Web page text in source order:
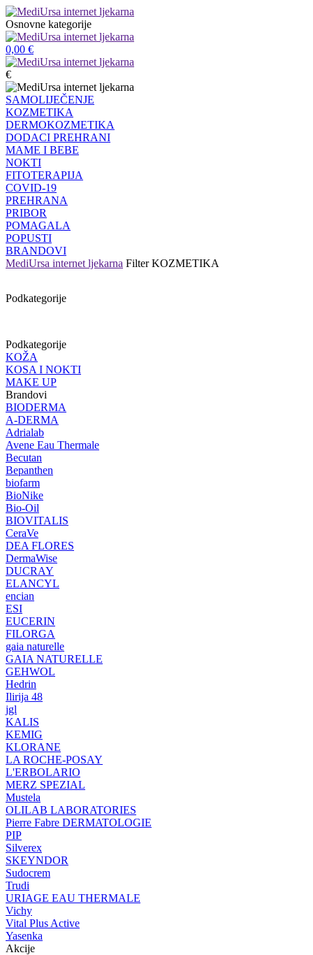
Osnovne kategorije
0,00 €
€
SAMOLIJEČENJE
KOZMETIKA
DERMOKOZMETIKA
DODACI PREHRANI
MAME I BEBE
NOKTI
FITOTERAPIJA
COVID-19
PREHRANA
PRIBOR
POMAGALA
POPUSTI
BRANDOVI
MediUrsa internet ljekarna Filter KOZMETIKA
Podkategorije
Podkategorije
KOŽA
KOSA I NOKTI
MAKE UP
Brandovi
BIODERMA
A-DERMA
Adrialab
Avene Eau Thermale
Becutan
Bepanthen
biofarm
BioNike
Bio-Oil
BIOVITALIS
CeraVe
DEA FLORES
DermaWise
DUCRAY
ELANCYL
encian
ESI
EUCERIN
FILORGA
gaia naturelle
GAIA NATURELLE
GEHWOL
Hedrin
Ilirija 48
jgl
KALIS
KEMIG
KLORANE
LA ROCHE-POSAY
L'ERBOLARIO
MERZ SPEZIAL
Mustela
OLILAB LABORATORIES
Pierre Fabre DERMATOLOGIE
PIP
Silverex
SKEYNDOR
Sudocrem
Trudi
URIAGE EAU THERMALE
Vichy
Vital Plus Active
Yasenka
Akcije